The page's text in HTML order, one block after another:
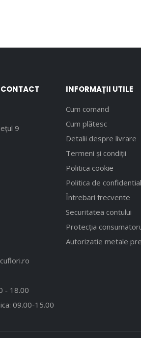
9
- 18.00
09.00-15.00
INFORMAȚII UTILE
Cum comand
Cum plătesc
Detalii despre livrare
Termeni și condiții
Politica cookie
Politica de
Întrebari frecvente
Securitatea contului
Protecția
Autorizatie metale